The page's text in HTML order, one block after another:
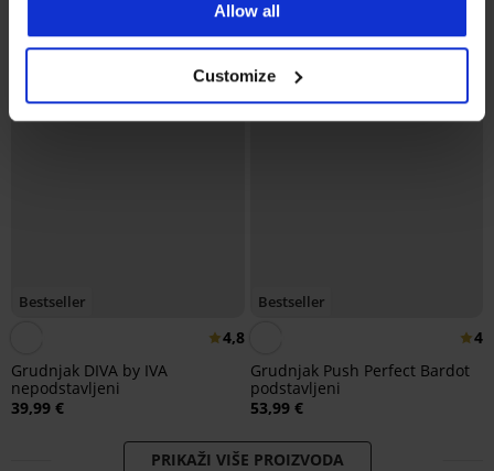
Allow all
Customize
Bestseller
4,8
Grudnjak DIVA by IVA
nepodstavljeni
39,99 €
Bestseller
4
Grudnjak Push Perfect Bardot
podstavljeni
53,99 €
PRIKAŽI VIŠE PROIZVODA